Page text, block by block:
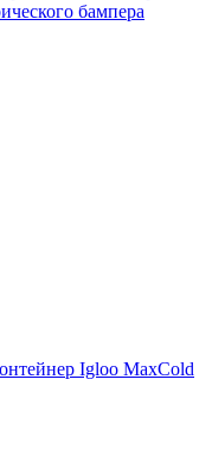
бампера
Igloo MaxCold